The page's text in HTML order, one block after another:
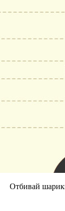
Отбивай